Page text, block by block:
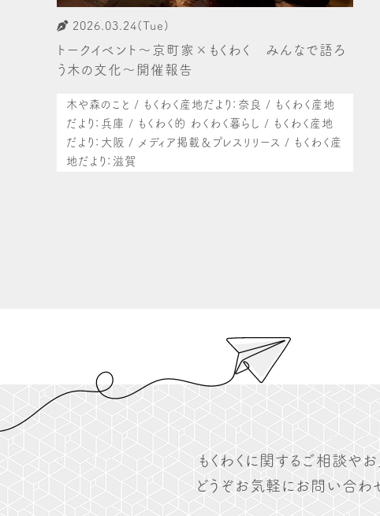
2026.03.24(Tue)
トークイベント〜京町家×もくわく みんなで語ろ
う木の文化〜開催報告
木や森のこと / もくわく産地だより：奈良 / もくわく産地
だより：兵庫 / もくわく的 わくわく暮らし / もくわく産地
だより：大阪 / メディア掲載＆プレスリリース / もくわく産
地だより：滋賀
もくわくに関するご相談や
どうぞお気軽にお問い合わ